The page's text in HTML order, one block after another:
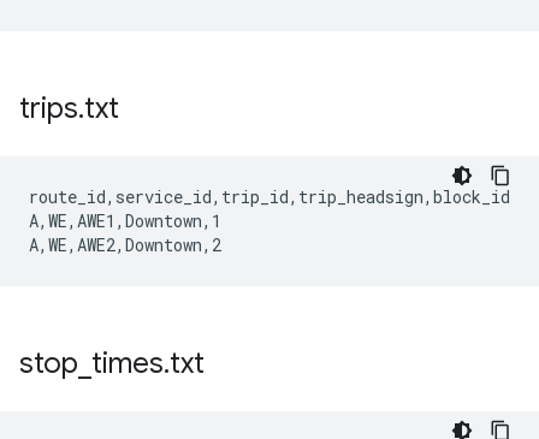
trips.txt
route_id,service_id,trip_id,trip_headsign,block_id
A,WE,AWE1,Downtown,1
stop times.txt